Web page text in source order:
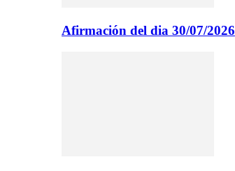
Afirmación del dia 30/07/2026